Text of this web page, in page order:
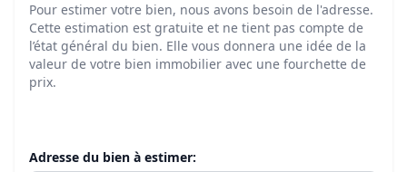
Pour estimer votre bien, nous avons besoin de l'adresse.
Cette estimation est gratuite et ne tient pas compte de
l’état général du bien. Elle vous donnera une idée de la
valeur de votre bien immobilier avec une fourchette de
prix.
Adresse du bien à estimer: